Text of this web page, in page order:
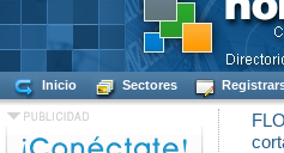
Inicio Sectores